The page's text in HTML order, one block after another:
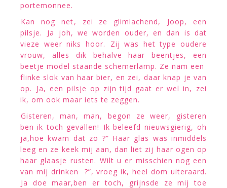
portemonnee.
Kan nog net, zei ze glimlachend, Joop, een
pilsje. Ja joh, we worden ouder, en dan is dat
vieze weer niks hoor. Zij was het type oudere
vrouw, alles dik behalve haar beentjes, een
beetje model staande schemerlamp. Ze nam een
flinke slok van haar bier, en zei, daar knap je van
op. Ja, een pilsje op zijn tijd gaat er wel in, zei
ik, om ook maar iets te zeggen.
Gisteren, man, man, begon ze weer, gisteren
ben ik toch gevallen! Ik beleefd nieuwsgierig, oh
ja,hoe kwam dat zo ?” Haar glas was inmiddels
leeg en ze keek mij aan, dan liet zij haar ogen op
haar glaasje rusten. Wilt u er misschien nog een
van mij drinken ?”, vroeg ik, heel dom uiteraard.
Ja doe maar,ben er toch, grijnsde ze mij toe